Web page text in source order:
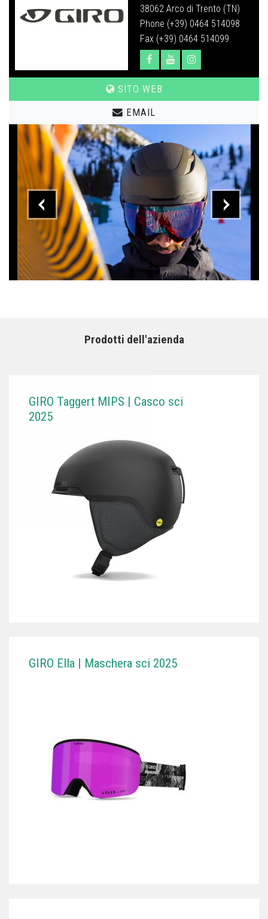
38062 Arco di Trento (TN)
Phone (+39) 0464 514098
Fax (+39) 0464 514099
SITO WEB
EMAIL
Prodotti dell'azienda
GIRO Taggert MIPS | Casco sci
2025
GIRO Ella | Maschera sci 2025